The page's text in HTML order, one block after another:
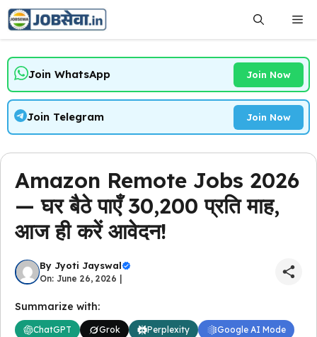
Skip
content
Join WhatsApp Join Now
Join Telegram Join Now
Amazon Remote Jobs 2026
— घर बैठे पाएँ ₹30,200 प्रति माह,
आज ही करें आवेदन!
By Jyoti Jayswal
On: June 26, 2026 |
Summarize with:
ChatGPT Grok Perplexity Google AI Mode